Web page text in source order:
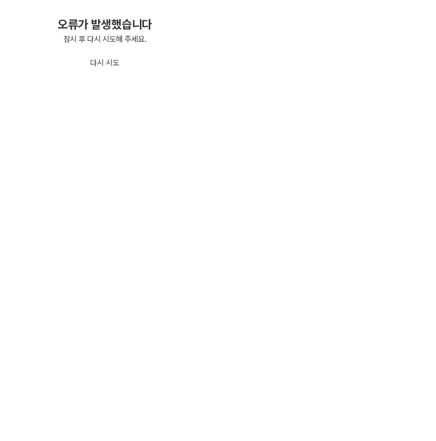
오류가 발생했습니다
잠시 후 다시 시도해 주세요.
다시 시도